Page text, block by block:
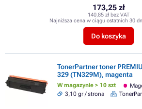
173,25 zł
140,85 zł bez VAT
Najniższa cena w ciągu ostatnich 30
Do koszyka
TonerPartner toner
329 (TN329M), magenta
W magazynie > 10 szt
3,10 gr / strona